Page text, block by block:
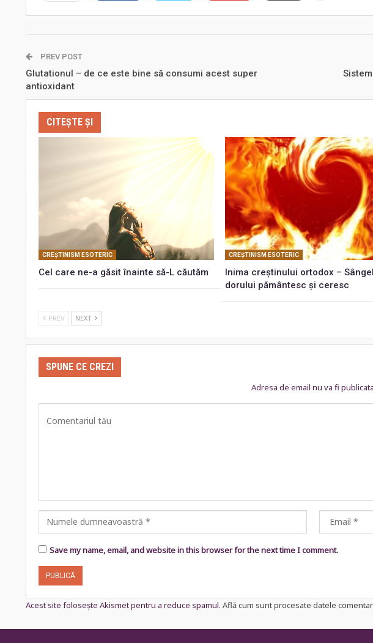
PREV POST
Glutationul – de ce este bine să consumi acest super
antioxidant
CITEȘTE ȘI
CREŞTINISM ESOTERIC
Cel care ne-a găsit înainte să-L căutăm
CREŞTINISM ESOTERIC
Inima creștinului ortodox –
dorului pământesc și ceresc
PREV NEXT
SPUNE CE CREZI
Adresa de email nu va fi publicata
Save my name, email, and website in this browser for the next time I comment.
Acest site folosește Akismet pentru a reduce spamul. Află cum sunt procesate datele